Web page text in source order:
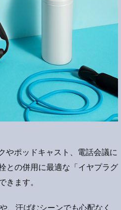
やポッドキャスト、電話会議に
との併用に最適な「イヤプラグ
きます。
、汗ばむシーンでも心配なく